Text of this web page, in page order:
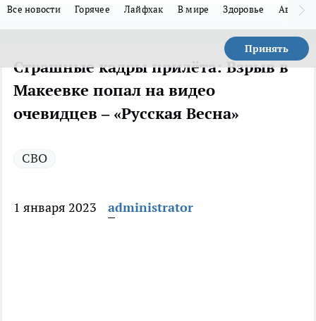
Все новости Горячее Лайфхак В мире Здоровье Авто
Принять
Страшные кадры прилёта: Взрыв в
Макеевке попал на видео
очевидцев – «Русская Весна»
СВО
1 января 2023 administrator